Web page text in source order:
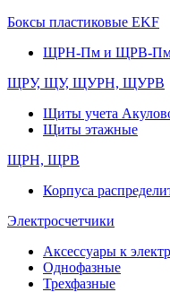
Боксы пластиковые EKF
ЩРН-Пм и ЩРВ-Пм
ЩРУ, ЩУ, ЩУРН, ЩУРВ
Щиты учета
Щиты этажные
ЩРН, ЩРВ
Корпуса
Электросчетчики
Аксессуары к
Однофазные
Трехфазные